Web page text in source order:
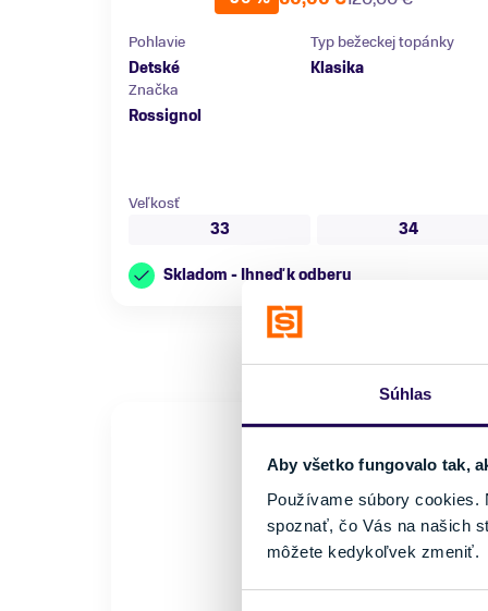
Súhlas
Aby všetko fungovalo tak,
Používame súbory cookies.
spoznať, čo Vás na našich
môžete kedykoľvek zmeniť.
Pohlavie
Detské
Typ bežeckej topánky
Klasika
Značka
Rossignol
Veľkosť
33
34
Skladom - Ihneď k odberu